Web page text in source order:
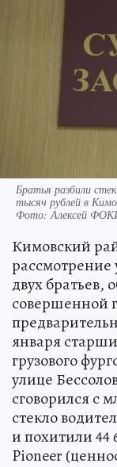
Братья разбили
тысяч рублей в
Фото: Алексей
Кимовский
рассмотрение
двух братьев,
совершенной
января
грузового
улице
сговорился с
стекло
и похитили 44
Pioneer